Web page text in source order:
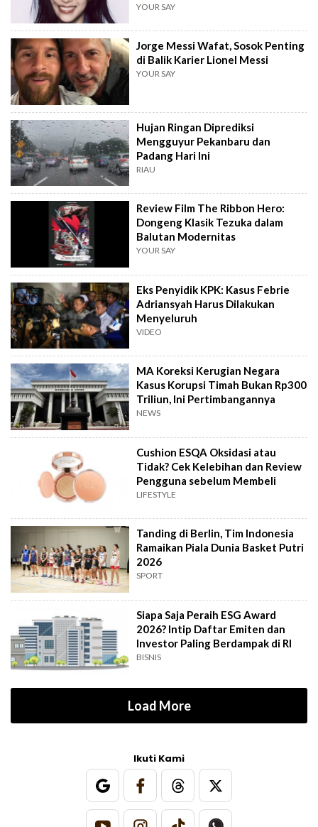
YOUR SAY
Jorge Messi Wafat, Sosok Penting
di Balik Karier Lionel Messi
YOUR SAY
Hujan Ringan Diprediksi
Mengguyur Pekanbaru dan
Padang Hari Ini
RIAU
Review Film The Ribbon Hero:
Dongeng Klasik Tezuka dalam
Balutan Modernitas
YOUR SAY
Eks Penyidik KPK: Kasus Febrie
Adriansyah Harus Dilakukan
Menyeluruh
VIDEO
MA Koreksi Kerugian Negara
Kasus Korupsi Timah Bukan Rp300
Triliun, Ini Pertimbangannya
NEWS
Cushion ESQA Oksidasi atau
Tidak? Cek Kelebihan dan Review
Pengguna sebelum Membeli
LIFESTYLE
Tanding di Berlin, Tim Indonesia
Ramaikan Piala Dunia Basket Putri
2026
SPORT
Siapa Saja Peraih ESG Award
2026? Intip Daftar Emiten dan
Investor Paling Berdampak di RI
BISNIS
Load More
Ikuti Kami